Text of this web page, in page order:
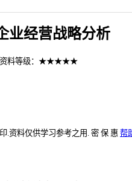
业经营战略分析
资料等级：★★★★★
.资料仅供学习参考之用. 密 保 惠 帮